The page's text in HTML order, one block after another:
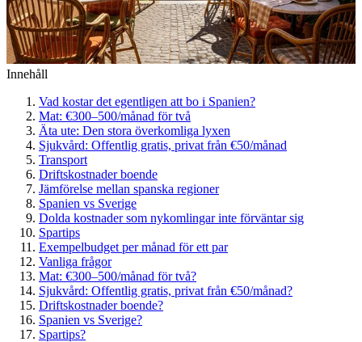
Innehåll
Vad kostar det egentligen att bo i Spanien?
Mat: €300–500/månad för två
Äta ute: Den stora överkomliga lyxen
Sjukvård: Offentlig gratis, privat från €50/månad
Transport
Driftskostnader boende
Jämförelse mellan spanska regioner
Spanien vs Sverige
Dolda kostnader som nykomlingar inte förväntar sig
Spartips
Exempelbudget per månad för ett par
Vanliga frågor
Mat: €300–500/månad för två?
Sjukvård: Offentlig gratis, privat från €50/månad?
Driftskostnader boende?
Spanien vs Sverige?
Spartips?